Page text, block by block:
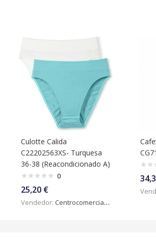
Culotte Calida
C22202563XS- Turquesa
36-38 (Reacondicionado A)
0
25,20 €
Vendedor: Centrocomercialdigital